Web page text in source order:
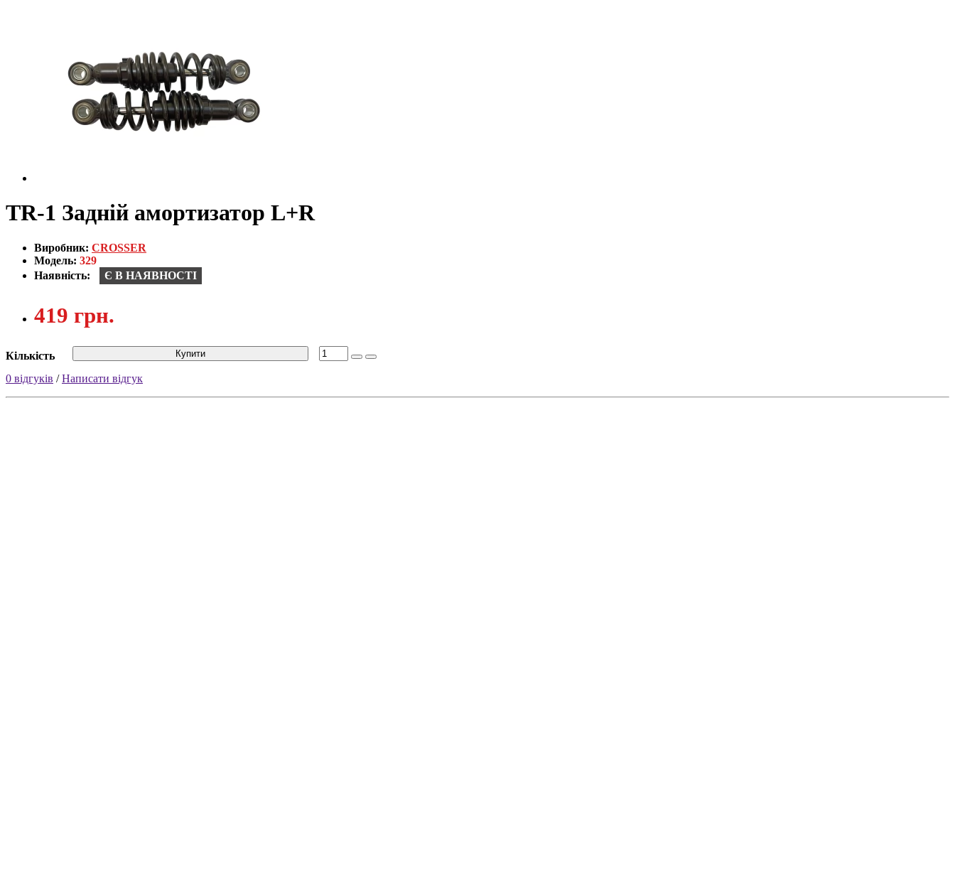
TR-1 Задній амортизатор L+R
Виробник: CROSSER
Модель: 329
Наявність:
Є В НАЯВНОСТІ
419 грн.
Кількість Купити
0 відгуків /Написати відгук